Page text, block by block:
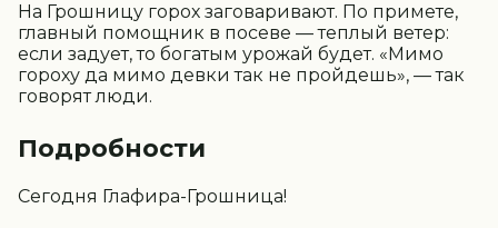
На Грошницу горох заговаривают. По примете,
главный помощник в посеве — теплый ветер:
если задует, то богатым урожай будет. «Мимо
гороху да мимо девки так не пройдешь», — так
говорят люди.
Подробности
Сегодня Глафира-Грошница!